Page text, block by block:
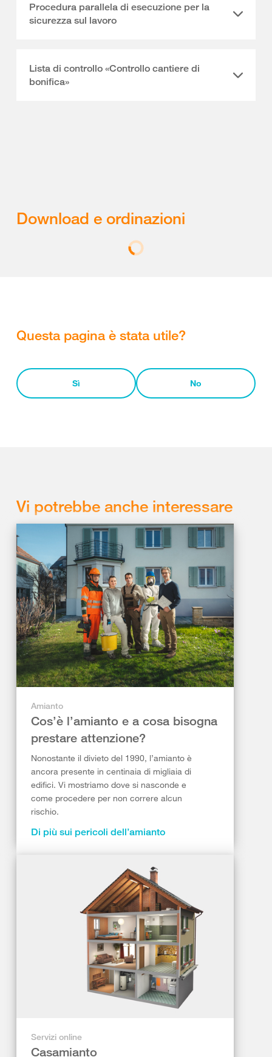
Procedura parallela di esecuzione per la
sicurezza sul lavoro
Lista di controllo «Controllo cantiere di
bonifica»
Download e ordinazioni
Questa pagina è stata utile?
Sì No
Vi potrebbe anche interessare
Amianto
Cos’è l’amianto e a cosa bisogna
prestare attenzione?
Nonostante il divieto del 1990, l’amianto è
ancora presente in centinaia di migliaia di
edifici. Vi mostriamo dove si nasconde e
come procedere per non correre alcun
rischio.
Di più sui pericoli dell’amianto
Servizi online
Casamianto